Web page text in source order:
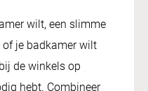
wilt, een slimme
of je badkamer wilt
de winkels op
hebt. Combineer